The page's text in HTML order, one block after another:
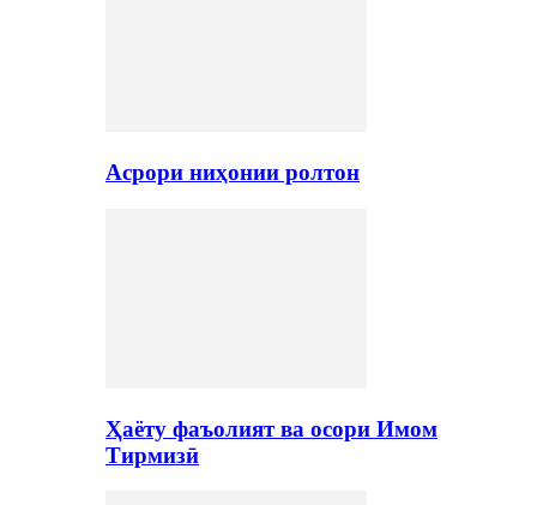
Асрори ниҳонии ролтон
Ҳаёту фаъолият ва осори Имом
Тирмизӣ